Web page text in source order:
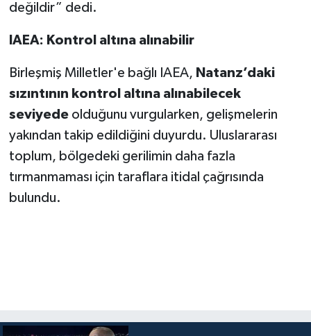
değildir” dedi.
IAEA: Kontrol altına alınabilir
Birleşmiş Milletler'e bağlı IAEA, Natanz’daki
sızıntının kontrol altına alınabilecek
seviyedeolduğunu vurgularken, gelişmelerin
yakından takip edildiğini duyurdu. Uluslararası
toplum, bölgedeki gerilimin daha fazla
tırmanmaması için taraflara itidal çağrısında
bulundu.